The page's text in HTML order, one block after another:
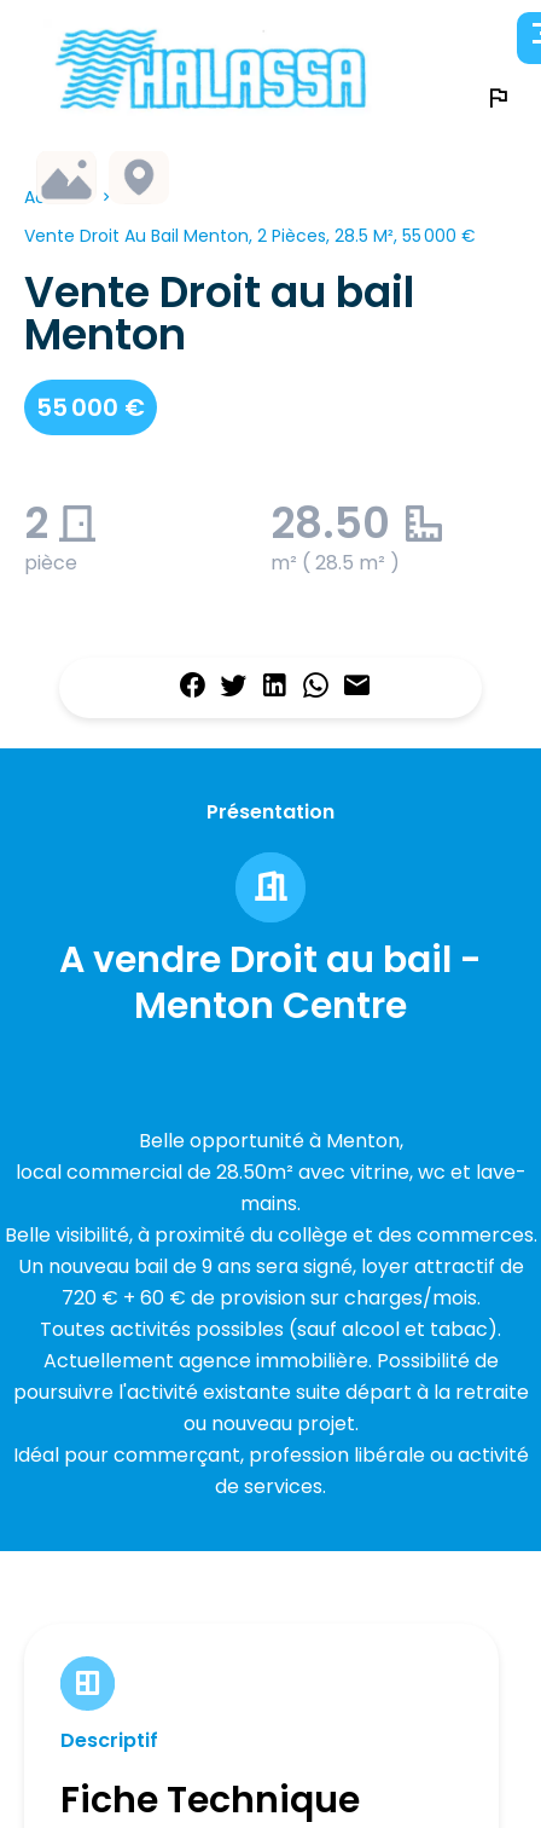
Accueil
Vente Droit Au Bail Menton, 2 Pièces, 28.5 M², 55 000 €
Vente Droit au bail
Menton
55 000 €
2
pièce
28.50
m² ( 28.5 m² )
Présentation
A vendre Droit au bail -
Menton Centre
Belle opportunité à Menton,
local commercial de 28.50m² avec vitrine, wc et lave-
mains.
Belle visibilité, à proximité du collège et des commerces.
Un nouveau bail de 9 ans sera signé, loyer attractif de
720 € + 60 € de provision sur charges/mois.
Toutes activités possibles (sauf alcool et tabac).
Actuellement agence immobilière. Possibilité de
poursuivre l'activité existante suite départ à la retraite
ou nouveau projet.
Idéal pour commerçant, profession libérale ou activité
de services.
Descriptif
Fiche Technique